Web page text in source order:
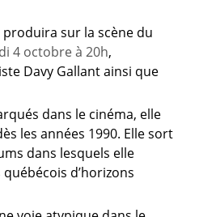
produira sur la scène du
4 octobre à 20h,
Davy Gallant ainsi que
dans le cinéma, elle
les années 1990. Elle sort
dans lesquels elle
d’horizons